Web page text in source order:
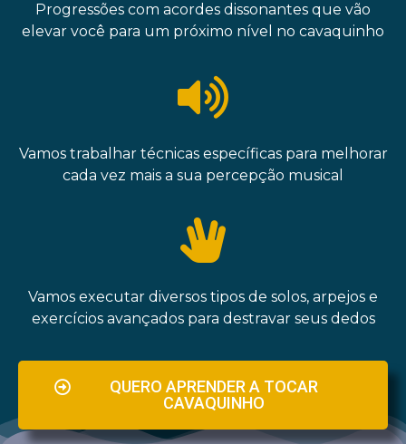
Progressões com acordes dissonantes que vão
elevar você para um próximo nível no cavaquinho
Vamos trabalhar técnicas específicas para melhorar
cada vez mais a sua percepção musical
Vamos executar diversos tipos de solos, arpejos e
exercícios avançados para destravar seus dedos
QUERO APRENDER A TOCAR
CAVAQUINHO